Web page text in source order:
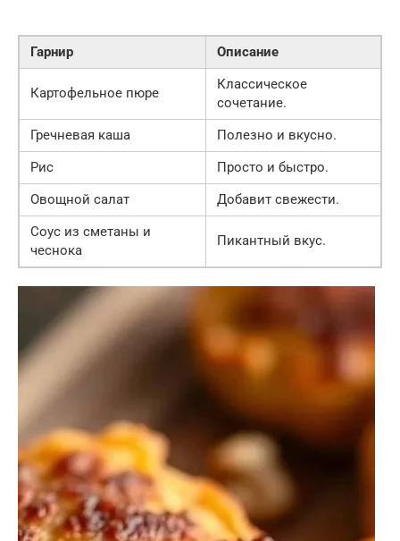
Гарнир Описание
Картофельное пюре
Классическое
сочетание.
Гречневая каша
Полезно и вкусно.
Рис
Просто и быстро.
Овощной салат
Добавит свежести.
Соус из сметаны и
чеснока
Пикантный вкус.